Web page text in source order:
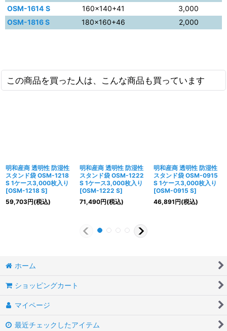
OSM-1614 S
160×140+41
3,000
OSM-1816 S
180×160+46 2,000
この商品を買った人は、こんな商品も買っています
明和産商 透明性 防湿性
スタンド袋 OSM-1218
S 1ケース3,000枚入り
[OSM-1218 S]
59,703円(税込)
明和産商 透明性 防湿性
スタンド袋 OSM-1222
S 1ケース3,000枚入り
[OSM-1222 S]
71,490円(税込)
明和産商 透明性 防湿性
スタンド袋 OSM-0915
S 1ケース3,000枚入り
[OSM-0915 S]
46,891円(税込)
ホーム
ショッピングカート
マイページ
最近チェックしたアイテム